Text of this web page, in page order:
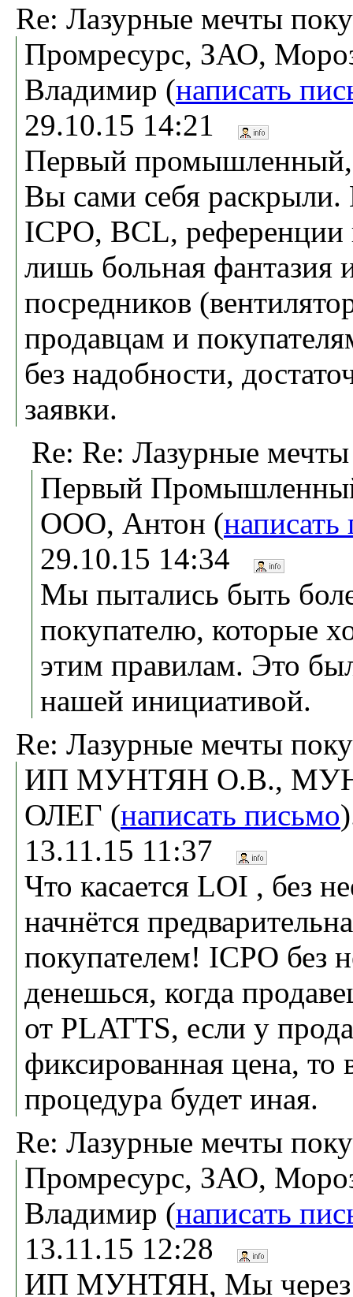
Re: Лазурные мечты
Промресурс, ЗАО,
Владимир (написать
29.10.15 14:21
Первый промышленный,
Вы сами себя
ICPO, BCL, референции
лишь больная фантазия
посредников
продавцам и
без надобности,
заявки.
Re: Re: Лазурные мечты
Первый
ООО, Антон (
29.10.15 14:34
Мы пытались быть
покупателю, которые
этим правилам. Это
нашей инициативой.
Re: Лазурные мечты
ИП МУНТЯН О.В.,
ОЛЕГ (написать письмо
13.11.15 11:37
Что касается LOI , без
начнётся
покупателем! ICPO без
денешься, когда
от PLATTS, если у
фиксированная цена, то
процедура будет иная.
Re: Лазурные мечты
Промресурс, ЗАО,
Владимир (написать
13.11.15 12:28
ИП МУНТЯН, Мы через